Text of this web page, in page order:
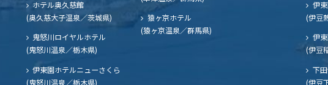
ホテル奥久慈館
(奥久慈大子温泉／茨城県)
鬼怒川ロイヤルホテル
(鬼怒川温泉／栃木県)
伊東園ホテルニューさくら
(鬼怒川温泉／栃木県)
猿ヶ京ホテル
(猿ヶ京温泉／群馬県)
伊
(伊豆
伊
(伊豆
下
(伊豆